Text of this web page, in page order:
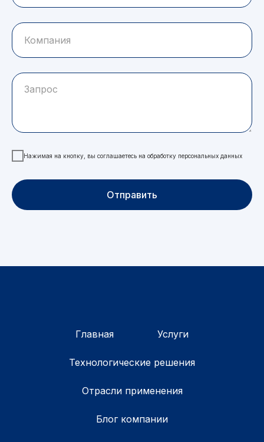
Нажимая на кнопку, вы соглашаетесь на обработку персональных данных
Отправить
Главная Услуги
Технологические решения
Отрасли применения
Блог компании